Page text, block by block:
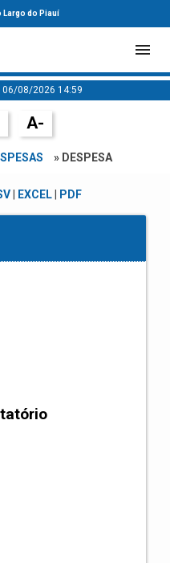
Largo do Piauí
08/2026 14:59
A-
» DESPESA
| EXCEL| PDF